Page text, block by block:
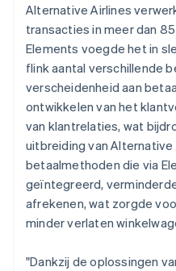
Alternative Airlines
transacties in meer dan
Elements voegde het in
flink aantal verschillende
verscheidenheid aan
ontwikkelen van het
van klantrelaties, wat
uitbreiding van Alternative
betaalmethoden die via
geïntegreerd,
afrekenen, wat zorgde
minder verlaten
"Dankzij de oplossingen